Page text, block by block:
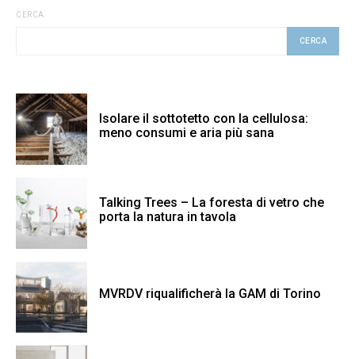
CERCA
CERCA
Isolare il sottotetto con la cellulosa:
meno consumi e aria più sana
Talking Trees – La foresta di vetro che
porta la natura in tavola
MVRDV riqualificherà la GAM di Torino